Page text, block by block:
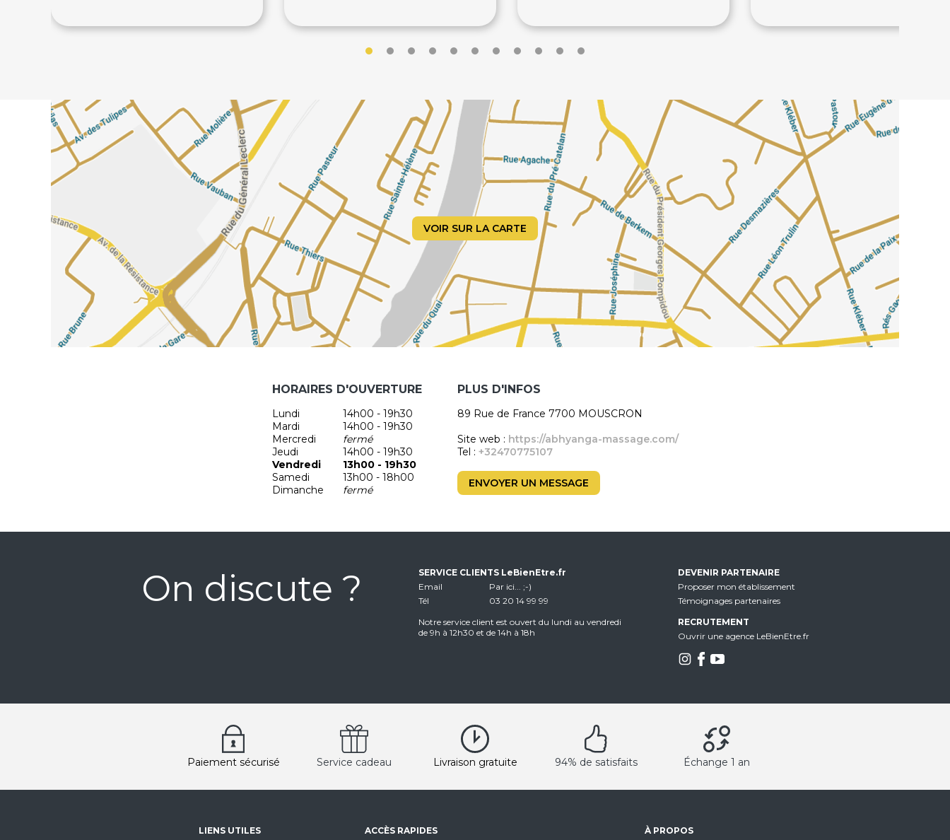
VOIR SUR LA CARTE
HORAIRES D'OUVERTURE
Lundi
14h00 - 19h30
Mardi
14h00 - 19h30
Mercredi
fermé
Jeudi
14h00 - 19h30
Vendredi
13h00 - 19h30
Samedi
13h00 - 18h00
Dimanche
fermé
PLUS D'INFOS
89 Rue de France 7700 MOUSCRON
Site web : https://abhyanga-massage.com/
Tel : +32470775107
ENVOYER UN MESSAGE
On discute ?
SERVICE CLIENTS LeBienEtre.fr
Email
Par ici... ;-)
Tél
03 20 14 99 99
Notre service client est ouvert du lundi au vendredi
de 9h à 12h30 et de 14h à 18h
DEVENIR PARTENAIRE
Proposer mon établissement
Témoignages partenaires
RECRUTEMENT
Ouvrir une agence LeBienEtre.fr
Paiement sécurisé Service cadeau Livraison gratuite 94% de satisfaits Échange 1 an
LIENS UTILES ACCÈS RAPIDES À PROPOS